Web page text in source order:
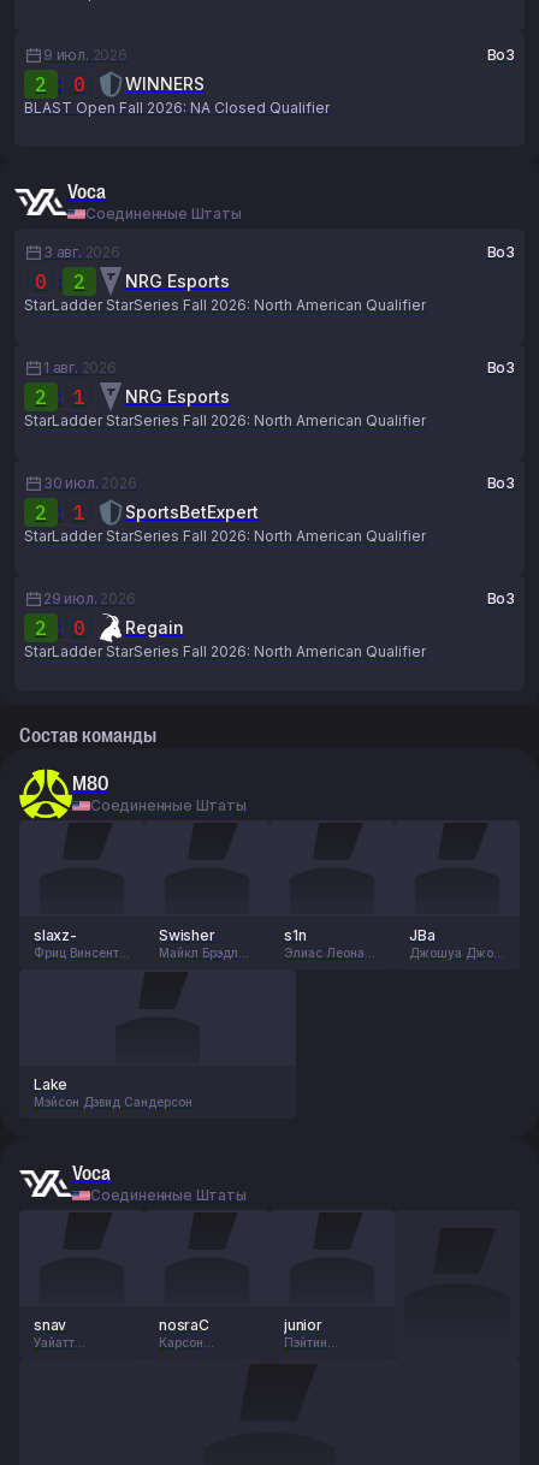
9 июл. 2026 Bo3
2 : 0 WINNERS
BLAST Open Fall 2026: NA Closed Qualifier
Voca
Соединенные Штаты
3 авг. 2026 Bo3
0 : 2 NRG Esports
StarLadder StarSeries Fall 2026: North American Qualifier
1 авг. 2026 Bo3
2 : 1 NRG Esports
StarLadder StarSeries Fall 2026: North American Qualifier
30 июл. 2026 Bo3
2 : 1 SportsBetExpert
StarLadder StarSeries Fall 2026: North American Qualifier
29 июл. 2026 Bo3
2 : 0 Regain
StarLadder StarSeries Fall 2026: North American Qualifier
Состав команды
M80
Соединенные Штаты
slaxz-
Фриц Винсент
Swisher
Майкл Брэдли
s1n
Элиас Леонард
JBa
Джошуа Джон
Lake
Мэйсон Дэвид Сандерсон
Voca
Соединенные Штаты
snav
Уайатт
nosraC
Карсон
junior
Пэйтин